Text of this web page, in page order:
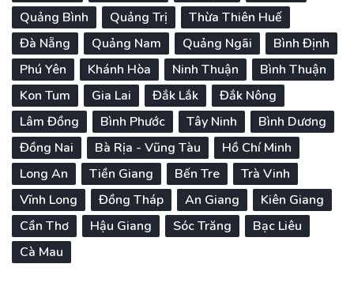
Quảng Bình
Quảng Trị
Thừa Thiên Huế
Đà Nẵng
Quảng Nam Quảng Ngãi
Bình Định
Phú Yên
Khánh Hòa Ninh Thuận
Bình Thuận
Kon Tum
Gia Lai Đắk Lắk
Đắk Nông
Lâm Đồng
Bình Phước Tây Ninh
Bình Dương
Đồng Nai
Bà Rịa - Vũng Tàu
Hồ Chí Minh
Long An
Tiền Giang Bến Tre
Trà Vinh
Vĩnh Long
Đồng Tháp An Giang
Kiên Giang
Cần Thơ
Hậu Giang Sóc Trăng
Bạc Liêu
Cà Mau